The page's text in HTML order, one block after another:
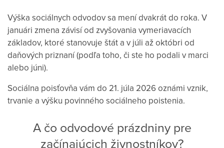
Výška sociálnych odvodov sa mení dvakrát do roka. V
januári zmena závisí od zvyšovania vymeriavacích
základov, ktoré stanovuje štát a v júli až októbri od
daňových priznaní (podľa toho, či ste ho podali v marci
alebo júni).
Sociálna poisťovňa vám do 21. júla 2026 oznámi vznik,
trvanie a výšku povinného sociálneho poistenia.
A čo odvodové prázdniny pre
začínajúcich živnostníkov?